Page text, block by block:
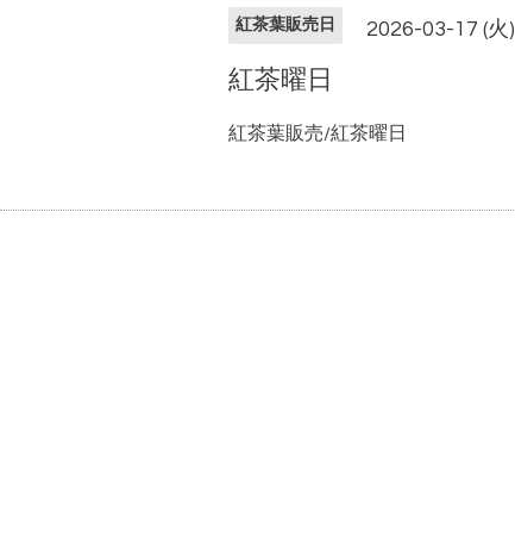
紅茶葉販売日 2026-03-17 (火)
紅茶曜日
紅茶葉販売/紅茶曜日